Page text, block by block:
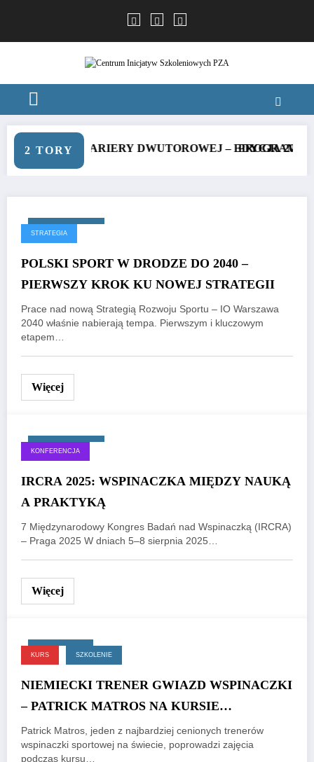
2 TORYKARIERY DWUTOROWEJ – EDYCJA 2025
PROGRAM
4 września, 2025
STRATEGIA
POLSKI SPORT W DRODZE DO 2040 –
PIERWSZY KROK KU NOWEJ STRATEGII
Prace nad nową Strategią Rozwoju Sportu – IO Warszawa
2040 właśnie nabierają tempa. Pierwszym i kluczowym
etapem…
Więcej
28 sierpnia, 2025
KONFERENCJA
IRCRA 2025: WSPINACZKA MIĘDZY NAUKĄ
A PRAKTYKĄ
7 Międzynarodowy Kongres Badań nad Wspinaczką (IRCRA)
– Praga 2025 W dniach 5–8 sierpnia 2025…
Więcej
31 lipca, 2025
KURS SZKOLENIE
NIEMIECKI TRENER GWIAZD WSPINACZKI
– PATRICK MATROS NA KURSIE
TRENERSKIM PZA
Patrick Matros, jeden z najbardziej cenionych trenerów
wspinaczki sportowej na świecie, poprowadzi zajęcia
podczas kursu…